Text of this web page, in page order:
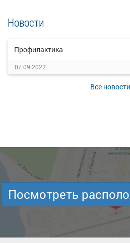
Новости
Профилактика
07.09.2022
Все
Посмотреть